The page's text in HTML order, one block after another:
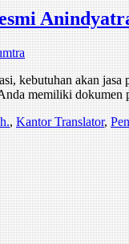
kebutuhan akan
memiliki
,Kantor Translator,